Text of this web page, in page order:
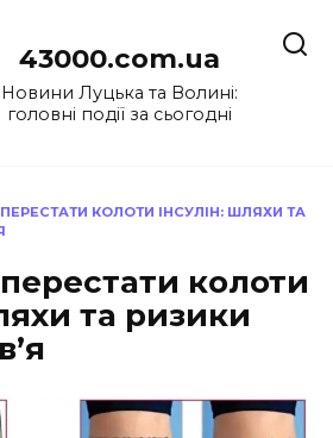
43000.com.ua
Новини Луцька та Волині:
головні події за сьогодні
КОЛОТИ ІНСУЛІН: ШЛЯХИ ТА
колоти
та ризики